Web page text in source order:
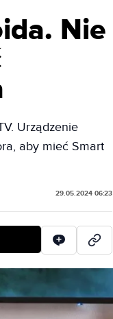
Nie
Urządzenie
aby mieć Smart
29.05.2024 06:23